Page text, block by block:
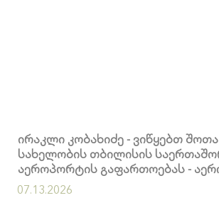
ირაკლი კობახიძე - ვიწყებთ
სახელობის თბილისის
აეროპორტის გაფართოებას -
წლიური გამტარუნარიანობა 10
მგზავრამდე გაიზრდება
07.13.2026